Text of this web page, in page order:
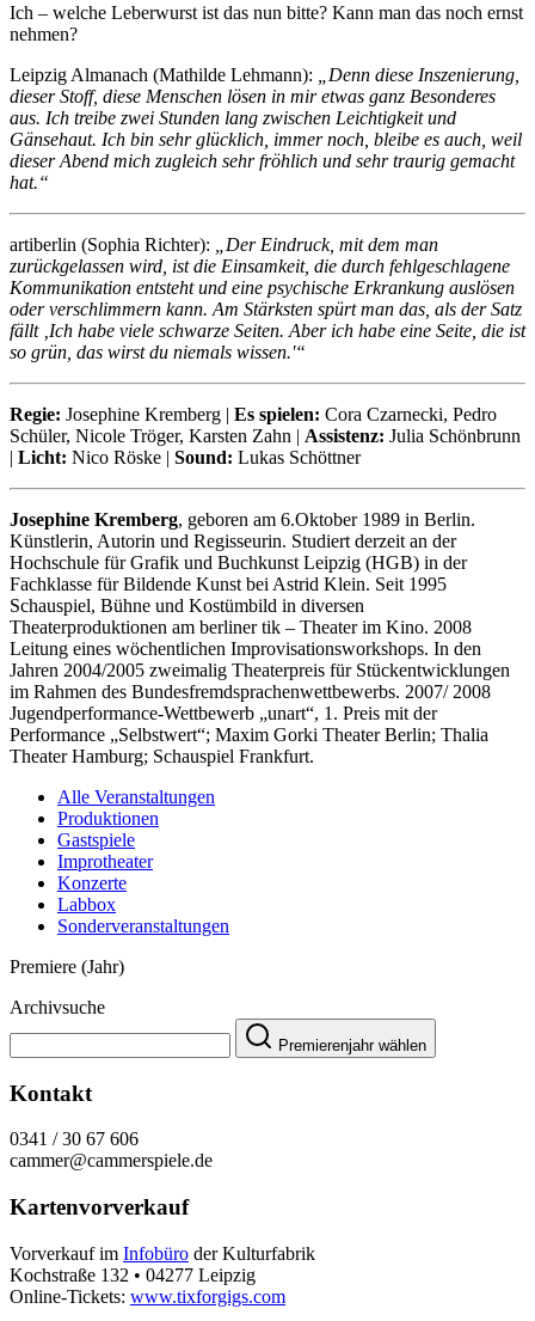
Ich – welche Leberwurst ist das nun bitte? Kann man das noch ernst
nehmen?
Leipzig Almanach (Mathilde Lehmann):
„Denn diese Inszenierung,
dieser Stoff, diese Menschen lösen in mir etwas ganz Besonderes
aus. Ich treibe zwei Stunden lang zwischen Leichtigkeit und
Gänsehaut. Ich bin sehr glücklich, immer noch, bleibe es auch, weil
dieser Abend mich zugleich sehr fröhlich und sehr traurig gemacht
hat.“
artiberlin (Sophia Richter):
„Der Eindruck, mit dem man
zurückgelassen wird, ist die Einsamkeit, die durch fehlgeschlagene
Kommunikation entsteht und eine psychische Erkrankung auslösen
oder verschlimmern kann. Am Stärksten spürt man das, als der Satz
fällt ‚Ich habe viele schwarze Seiten. Aber ich habe eine Seite, die ist
so grün, das wirst du niemals wissen.'“
Regie: Josephine Kremberg | Es spielen: Cora Czarnecki, Pedro
Schüler, Nicole Tröger, Karsten Zahn | Assistenz: Julia Schönbrunn
| Licht: Nico Röske | Sound: Lukas Schöttner
Josephine Kremberg, geboren am 6.Oktober 1989 in Berlin.
Künstlerin, Autorin und Regisseurin. Studiert derzeit an der
Hochschule für Grafik und Buchkunst Leipzig (HGB) in der
Fachklasse für Bildende Kunst bei Astrid Klein. Seit 1995
Schauspiel, Bühne und Kostümbild in diversen
Theaterproduktionen am berliner tik – Theater im Kino. 2008
Leitung eines wöchentlichen Improvisationsworkshops. In den
Jahren 2004/2005 zweimalig Theaterpreis für Stückentwicklungen
im Rahmen des Bundesfremdsprachenwettbewerbs. 2007/ 2008
Jugendperformance-Wettbewerb „unart“, 1. Preis mit der
Performance „Selbstwert“; Maxim Gorki Theater Berlin; Thalia
Theater Hamburg; Schauspiel Frankfurt.
Alle Veranstaltungen
Produktionen
Gastspiele
Improtheater
Konzerte
Labbox
Sonderveranstaltungen
Premiere (Jahr)
Archivsuche
Premierenjahr wählen
Kontakt
0341 / 30 67 606
cammer@cammerspiele.de
Kartenvorverkauf
Vorverkauf im Infobüro der Kulturfabrik
Kochstraße 132 • 04277 Leipzig
Online-Tickets: www.tixforgigs.com